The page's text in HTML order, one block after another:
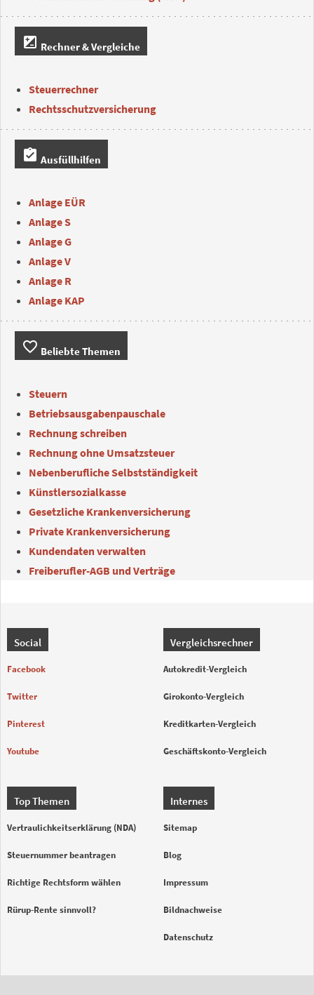
iso Rechner & Vergleiche
Steuerrechner
Rechtsschutzversicherung
assignment_turned_in Ausfüllhilfen
Anlage EÜR
Anlage S
Anlage G
Anlage V
Anlage R
Anlage KAP
favorite_border Beliebte Themen
Steuern
Betriebsausgabenpauschale
Rechnung schreiben
Rechnung ohne Umsatzsteuer
Nebenberufliche Selbstständigkeit
Künstlersozialkasse
Gesetzliche Krankenversicherung
Private Krankenversicherung
Kundendaten verwalten
Freiberufler-AGB und Verträge
Social
Facebook
Twitter
Pinterest
Youtube
Vergleichsrechner
Autokredit-Vergleich
Girokonto-Vergleich
Kreditkarten-Vergleich
Geschäftskonto-Vergleich
Top Themen
Vertraulichkeitserklärung (NDA)
Steuernummer beantragen
Richtige Rechtsform wählen
Rürup-Rente sinnvoll?
Internes
Sitemap
Blog
Impressum
Bildnachweise
Datenschutz